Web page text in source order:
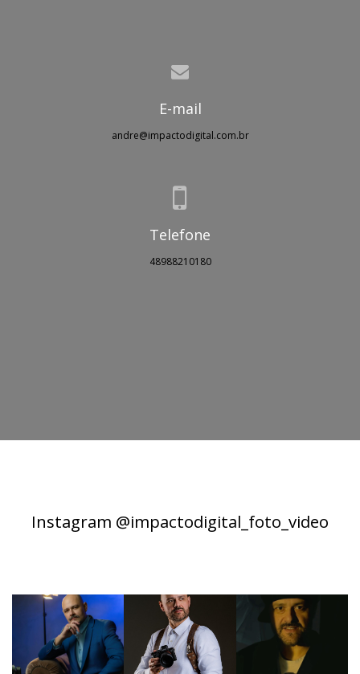
E-mail
andre@impactodigital.com.br
Telefone
48988210180
Instagram @impactodigital_foto_video